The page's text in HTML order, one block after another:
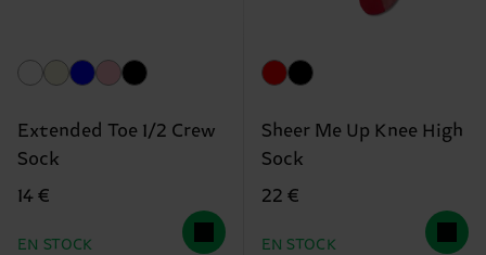
Extended Toe 1/2 Crew
Sock
14 €
EN STOCK
Sheer Me Up Knee High
Sock
22 €
EN STOCK